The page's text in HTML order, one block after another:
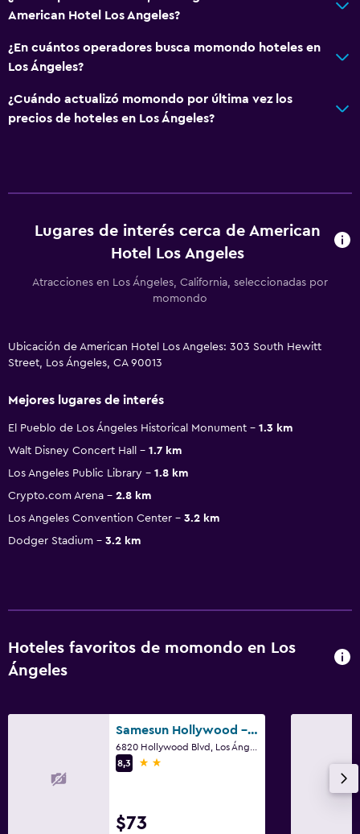
American Hotel Los Angeles?
¿En cuántos operadores busca momondo hoteles en
Los Ángeles?
¿Cuándo actualizó momondo por última vez los
precios de hoteles en Los Ángeles?
Lugares de interés cerca de American
Hotel Los Angeles
Atracciones en Los Ángeles, California, seleccionadas por
momondo
Ubicación de American Hotel Los Angeles: 303 South Hewitt
Street, Los Ángeles, CA 90013
Mejores lugares de interés
El Pueblo de Los Ángeles Historical Monument
1.3 km
Walt Disney Concert Hall
1.7 km
Los Angeles Public Library
1.8 km
Crypto.com Arena
2.8 km
Los Angeles Convention Center
3.2 km
Dodger Stadium
3.2 km
Hoteles favoritos de momondo en Los
Ángeles
Samesun Hollywood - Hostel
8,3
2 estrellas
$73